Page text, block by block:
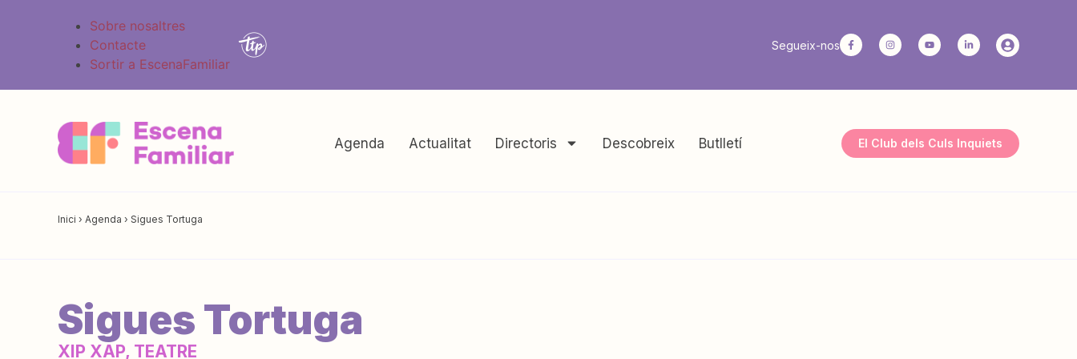
Sobre nosaltres
Contacte
Sortir a EscenaFamiliar
Segueix-nos
Agenda Actualitat Directoris Descobreix Butlletí El Club dels Culs Inquiets
Inici › Agenda › Sigues Tortuga
Sigues Tortuga
XIP XAP, TEATRE